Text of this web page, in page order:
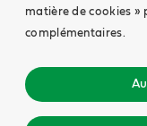
matière de cookies »
complémentaires.